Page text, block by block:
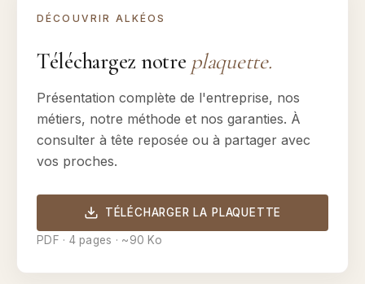
DÉCOUVRIR ALKÉOS
Téléchargez notre plaquette.
Présentation complète de l'entreprise, nos
métiers, notre méthode et nos garanties. À
consulter à tête reposée ou à partager avec
vos proches.
TÉLÉCHARGER LA PLAQUETTE
PDF · 4 pages · ~90 Ko